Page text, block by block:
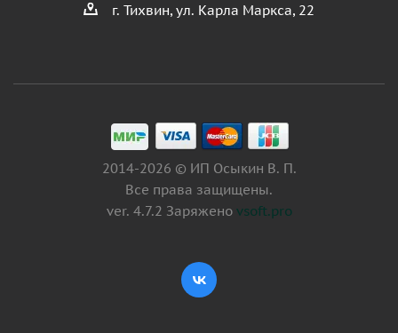
г. Тихвин, ул. Карла Маркса, 22
2014-2026 © ИП Осыкин В. П.
Все права защищены.
ver. 4.7.2 Заряжено vsoft.pro